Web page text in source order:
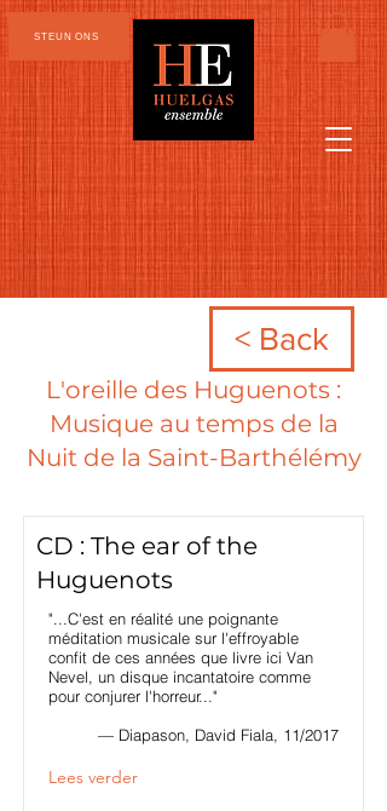
STEUN ONS
< Back
L'oreille des Huguenots :
Musique au temps de la
Nuit de la Saint-Barthélémy
CD : The ear of the
Huguenots
"...C'est en réalité une poignante
méditation musicale sur l'effroyable
confit de ces années que livre ici Van
Nevel, un disque incantatoire comme
pour conjurer l'horreur..."
— Diapason, David Fiala, 11/2017
Lees verder